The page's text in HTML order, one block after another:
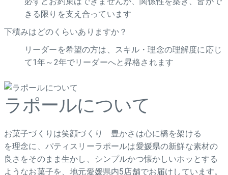
きる限りを支え合っています
下積みはどのくらいありますか？
リーダーを希望の方は、スキル・理念の理解度に応じ
て1年～2年でリーダーへと昇格されます
ラポールについて
お菓子づくりは笑顔づくり 豊かさは心に橋を架ける
を理念に、パティスリーラポールは愛媛県の新鮮な素材の
良さをそのまま生かし、シンプルかつ懐かしいホッとする
ようなお菓子を、地元愛媛県内5店舗でお届けしています。